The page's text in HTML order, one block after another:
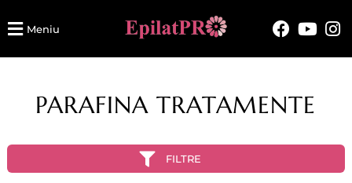
Meniu
PARAFINA TRATAMENTE
FILTRE